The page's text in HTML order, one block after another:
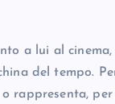
a lui al
del tempo.
rappresenta,